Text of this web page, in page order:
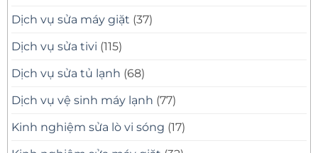
Dịch vụ sửa máy giặt (37)
Dịch vụ sửa tivi (115)
Dịch vụ sửa tủ lạnh (68)
Dịch vụ vệ sinh máy lạnh (77)
Kinh nghiệm sửa lò vi sóng (17)